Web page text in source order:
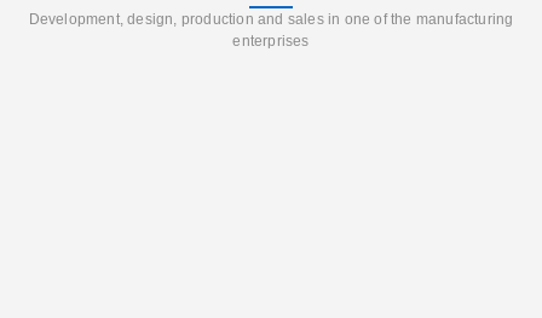
Development, design, production and sales in one of the manufacturing
enterprises